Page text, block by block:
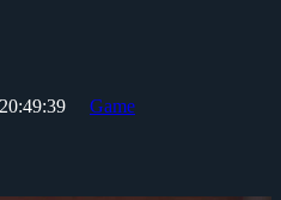
Game